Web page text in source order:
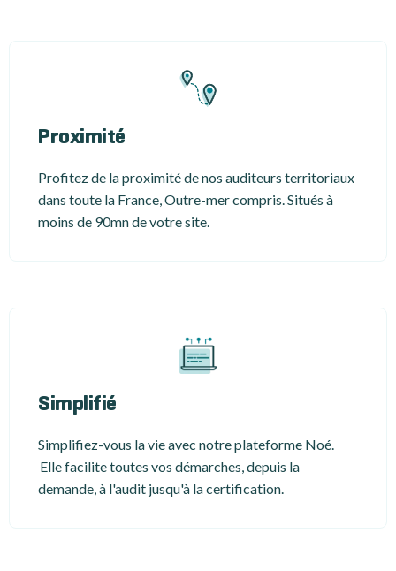
Proximité
Profitez de la proximité de nos auditeurs territoriaux
dans toute la France, Outre-mer compris. Situés à
moins de 90mn de votre site.
Simplifié
Simplifiez-vous la vie avec notre plateforme Noé.
Elle facilite toutes vos démarches, depuis la
demande, à l'audit jusqu'à la certification.